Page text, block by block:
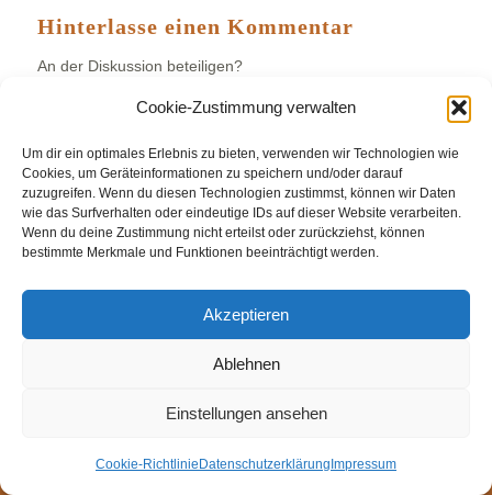
Cookie-Zustimmung verwalten
Um dir ein optimales Erlebnis zu bieten, verwenden wir Technologien wie
Cookies, um Geräteinformationen zu speichern und/oder darauf
zuzugreifen. Wenn du diesen Technologien zustimmst, können wir Daten
wie das Surfverhalten oder eindeutige IDs auf dieser Website verarbeiten.
Wenn du deine Zustimmung nicht erteilst oder zurückziehst, können
bestimmte Merkmale und Funktionen beeinträchtigt werden.
Akzeptieren
Ablehnen
Einstellungen ansehen
Cookie-Richtlinie Datenschutzerklärung Impressum
Hinterlasse einen Kommentar
An der Diskussion beteiligen?
abzugeben.
WEINGUT SHOP
TAGEBUCH KONTAKT Impressum Datenschutz